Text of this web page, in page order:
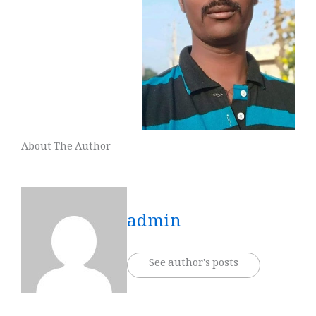
About The Author
admin
See author's posts